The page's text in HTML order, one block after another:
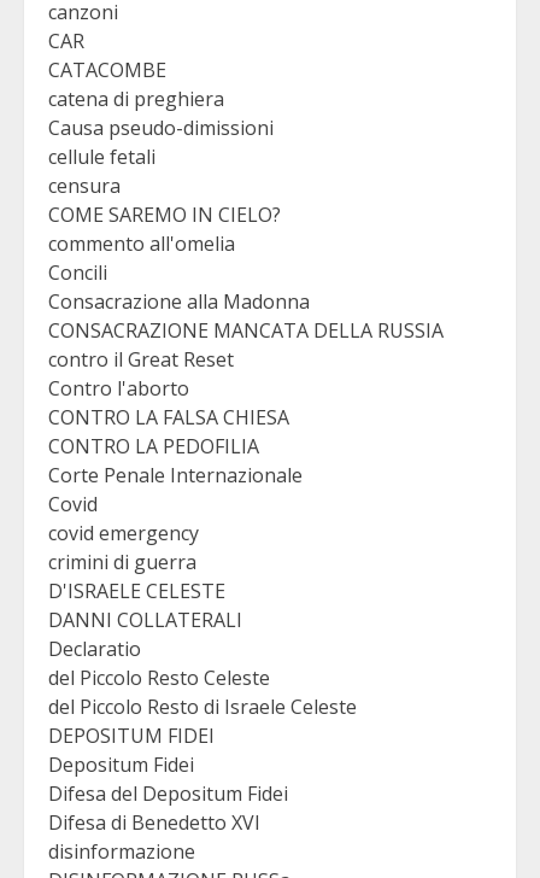
canzoni
CAR
CATACOMBE
catena di preghiera
Causa pseudo-dimissioni
cellule fetali
censura
COME SAREMO IN CIELO?
commento all'omelia
Concili
Consacrazione alla Madonna
CONSACRAZIONE MANCATA DELLA RUSSIA
contro il Great Reset
Contro l'aborto
CONTRO LA FALSA CHIESA
CONTRO LA PEDOFILIA
Corte Penale Internazionale
Covid
covid emergency
crimini di guerra
D'ISRAELE CELESTE
DANNI COLLATERALI
Declaratio
del Piccolo Resto Celeste
del Piccolo Resto di Israele Celeste
DEPOSITUM FIDEI
Depositum Fidei
Difesa del Depositum Fidei
Difesa di Benedetto XVI
disinformazione